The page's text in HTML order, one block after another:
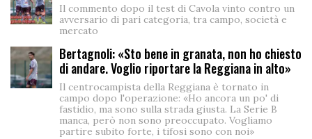
Il commento dopo il test di Cavola vinto contro un
avversario di pari categoria, tra campo, società e
mercato
Bertagnoli: «Sto bene in granata, non ho chiesto
di andare. Voglio riportare la Reggiana in alto»
Il centrocampista della Reggiana è tornato in
campo dopo l'operazione: «Ho ancora un po' di
fastidio, ma sono sulla strada giusta. La Serie B
manca, però non sono preoccupato. Vogliamo
partire subito forte, i tifosi sono con noi»